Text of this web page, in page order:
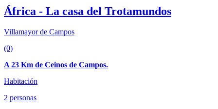
África - La casa del Trotamundos
Villamayor de Campos
(0)
A 23 Km de Ceinos de Campos.
Habitación
2 personas